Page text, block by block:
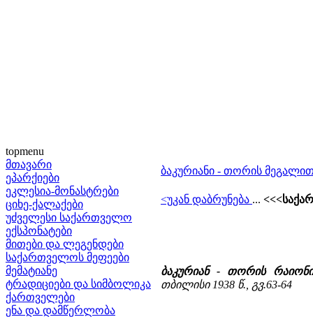
topmenu
მთავარი
ეპარქიები
ეკლესია-მონასტრები
ციხე-ქალაქები
უძველესი საქართველო
ექსპონატები
მითები და ლეგენდები
საქართველოს მეფეები
მემატიანე
ტრადიციები და სიმბოლიკა
ქართველები
ენა და დამწერლობა
ბაკურიანი - თორის
<უკან დაბრუნება ...
ბაკურიან - თორის
თბილისი 1938 წ., გვ.63-64